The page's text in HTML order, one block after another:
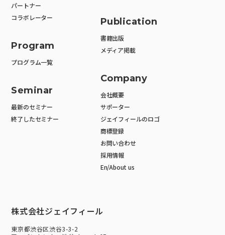
パートナー
コラボレーター
Program
プログラム一覧
Seminar
最新のセミナー
終了したセミナー
Publication
書籍出版
メディア掲載
Company
会社概要
サポーター
ジェイフィールのロゴ
商標登録
お問い合わせ
採用情報
En/About us
株式会社ジェイフィール
東京都渋谷区渋谷3-3-2